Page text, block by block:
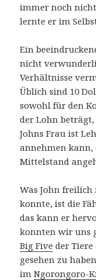
immer noch
lernte er im
Ein
nicht
Verhältnisse
Üblich sind 10
sowohl für den
der Lohn
Johns Frau ist
annehmen kann,
Mittelstand
Was John
konnte, ist die
das kann er
konnten wir uns
Big Five der Tiere
gesehen zu
imNgorongoro-